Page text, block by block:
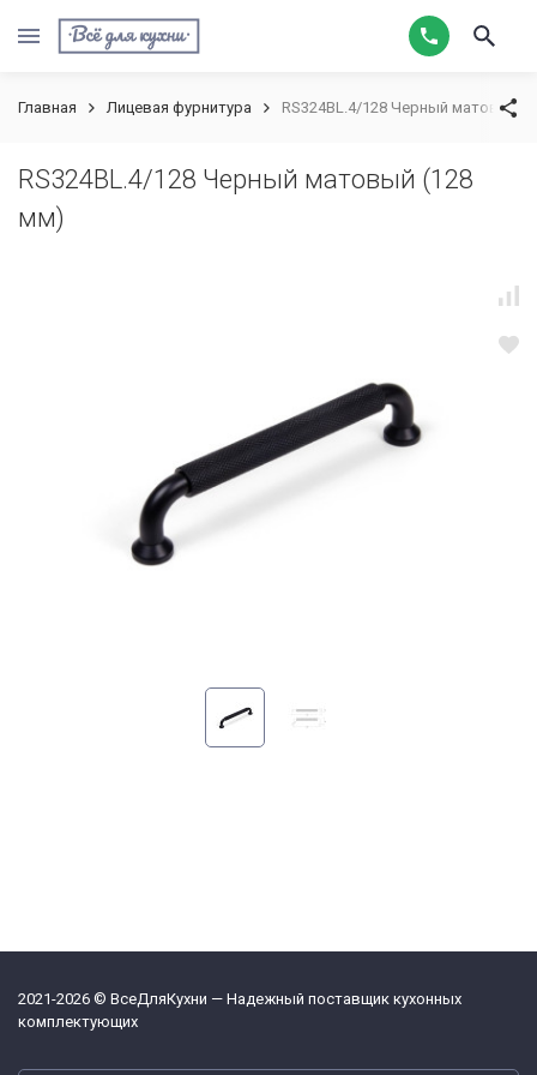
Главная Лицевая фурнитура RS324BL.4/128 Черный матовый
RS324BL.4/128 Черный матовый (128
мм)
2021-2026 © ВсеДляКухни — Надежный поставщик кухонных
комплектующих